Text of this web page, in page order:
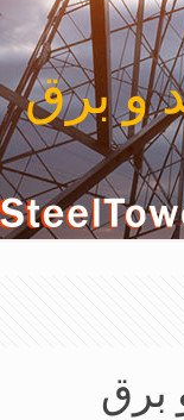
و برق
برق